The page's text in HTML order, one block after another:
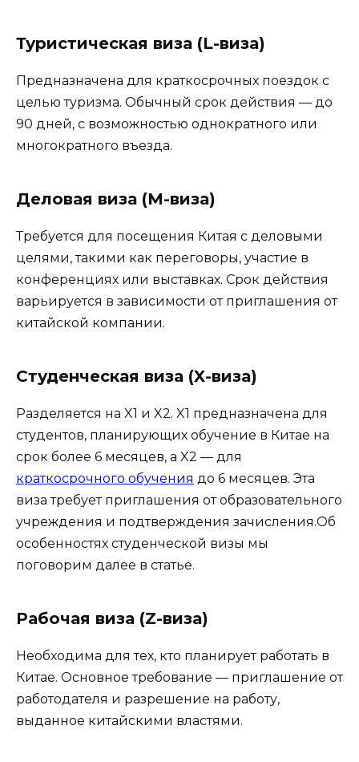
Туристическая виза (L-виза)
Предназначена для краткосрочных поездок с
целью туризма. Обычный срок действия — до
90 дней, с возможностью однократного или
многократного въезда.
Деловая виза (M-виза)
Требуется для посещения Китая с деловыми
целями, такими как переговоры, участие в
конференциях или выставках. Срок действия
варьируется в зависимости от приглашения от
китайской компании.
Студенческая виза (X-виза)
Разделяется на X1 и X2. X1 предназначена для
студентов, планирующих обучение в Китае на
срок более 6 месяцев, а X2 — для
краткосрочного обучения до 6 месяцев. Эта
виза требует приглашения от образовательного
учреждения и подтверждения зачисления.Об
особенностях студенческой визы мы
поговорим далее в статье.
Рабочая виза (Z-виза)
Необходима для тех, кто планирует работать в
Китае. Основное требование — приглашение от
работодателя и разрешение на работу,
выданное китайскими властями.